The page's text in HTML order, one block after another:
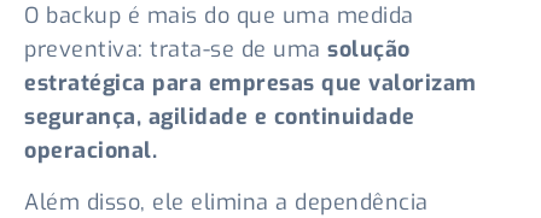
O backup é mais do que uma medida
preventiva: trata-se de uma solução
estratégica para empresas que valorizam
segurança, agilidade e continuidade
operacional.
Além disso, ele elimina a dependência